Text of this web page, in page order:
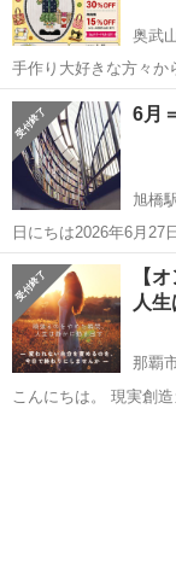
奥武
手作り大好きな方々か
チワーク教室即売会」今年も開催です 7
30迄 ＊最終日は10：
沖縄 那覇市
6月
旭橋
日にちは2026年6月
階会議室2です。 今年
るいろんな情報に出
してお...
沖縄 那覇市
【
人
那覇
こんにちは。 現実創造カウ